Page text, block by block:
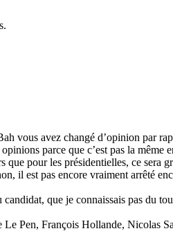
vous avez changé d’opinion par
parce que c’est pas la
pour les présidentielles, ce
il est pas encore vraiment arrêté
que je connaissais pas du
Pen, François Hollande, Nicolas